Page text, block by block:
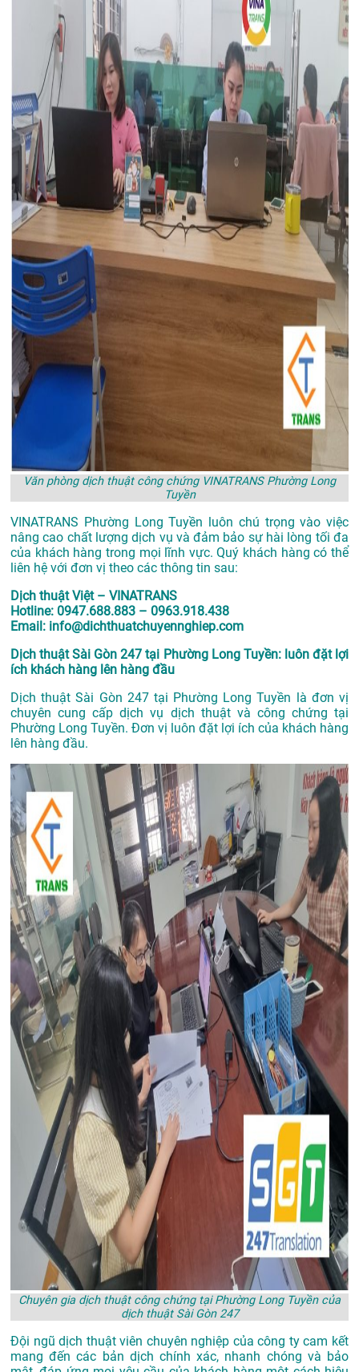
Văn phòng dịch thuật công chứng VINATRANS Phường Long
Tuyền
VINATRANS Phường Long Tuyền luôn chú trọng vào việc
nâng cao chất lượng dịch vụ và đảm bảo sự hài lòng tối đa
của khách hàng trong mọi lĩnh vực. Quý khách hàng có thể
liên hệ với đơn vị theo các thông tin sau:
Dịch thuật Việt – VINATRANS
Hotline: 0947.688.883 – 0963.918.438
Email: info@dichthuatchuyennghiep.com
Dịch thuật Sài Gòn 247 tại Phường Long Tuyền: luôn đặt lợi
ích khách hàng lên hàng đầu
Dịch thuật Sài Gòn 247 tại Phường Long Tuyền là đơn vị
chuyên cung cấp dịch vụ dịch thuật và công chứng tại
Phường Long Tuyền. Đơn vị luôn đặt lợi ích của khách hàng
lên hàng đầu.
Chuyên gia dịch thuật công chứng tại Phường Long Tuyền của
dịch thuật Sài Gòn 247
Đội ngũ dịch thuật viên chuyên nghiệp của công ty cam kết
mang đến các bản dịch chính xác, nhanh chóng và bảo